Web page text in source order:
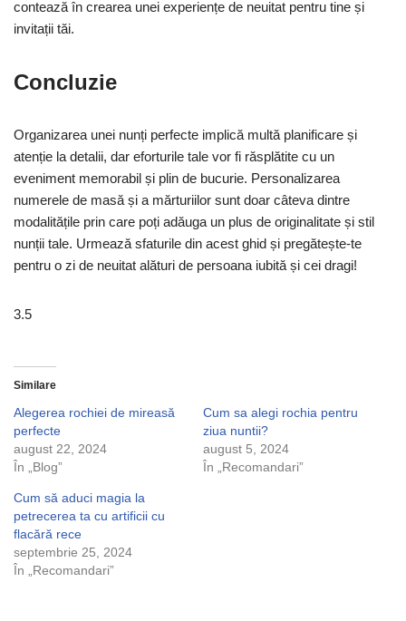
contează în crearea unei experiențe de neuitat pentru tine și
invitații tăi.
Concluzie
Organizarea unei nunți perfecte implică multă planificare și
atenție la detalii, dar eforturile tale vor fi răsplătite cu un
eveniment memorabil și plin de bucurie. Personalizarea
numerele de masă și a mărturiilor sunt doar câteva dintre
modalitățile prin care poți adăuga un plus de originalitate și stil
nunții tale. Urmează sfaturile din acest ghid și pregătește-te
pentru o zi de neuitat alături de persoana iubită și cei dragi!
3.5
Similare
Alegerea rochiei de mireasă
perfecte
august 22, 2024
În „Blog”
Cum sa alegi rochia pentru
ziua nuntii?
august 5, 2024
În „Recomandari”
Cum să aduci magia la
petrecerea ta cu artificii cu
flacără rece
septembrie 25, 2024
În „Recomandari”